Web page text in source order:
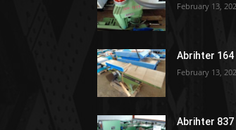
February 13,
Abrihter 164
February 13,
Abrihter 837